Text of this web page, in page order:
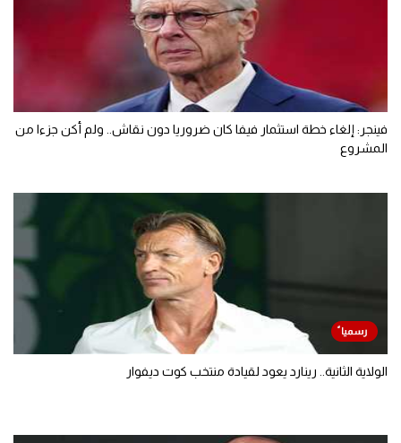
فينجر: إلغاء خطة استثمار فيفا كان ضروريا دون نقاش.. ولم أكن جزءا من
المشروع
الولاية الثانية.. رينارد يعود لقيادة منتخب كوت ديفوار